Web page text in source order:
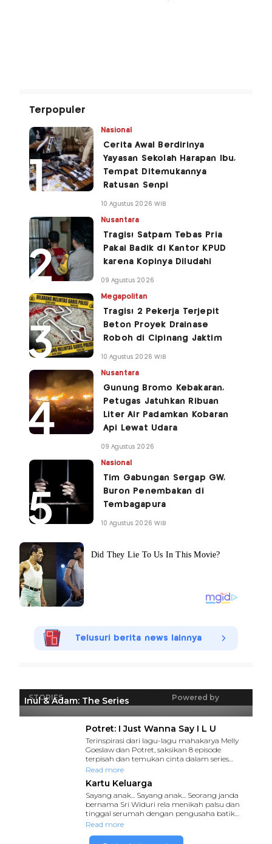
Terpopuler
Nasional
Cerita Awal Berdirinya
Yayasan Sekolah Harapan Ibu,
Tempat Ditemukannya
Ratusan Senpi
10 Agustus 2026 WIB
Nusantara
Tragis! Satpam Tebas Pria
Pakai Badik di Kantor KPUD
karena Kopinya Diludahi
09 Agustus 2026
Megapolitan
Tragis! 2 Pekerja Terjepit
Beton Proyek Drainase
Roboh di Cipinang Jaktim
10 Agustus 2026 WIB
Nusantara
Gunung Bromo Kebakaran,
Petugas Jatuhkan Ribuan
Liter Air Padamkan Kobaran
Api Lewat Udara
09 Agustus 2026
Nasional
Tim Gabungan Sergap GW,
Buron Penembakan di
Tembagapura
10 Agustus 2026 WIB
Telusuri berita news lainnya